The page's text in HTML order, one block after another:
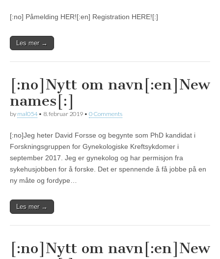
[:no] Påmelding HER![:en] Registration HERE![:]
Les mer →
[:no]Nytt om navn[:en]New
names[:]
by mal054• 8. februar 2019 • 0 Comments
[:no]Jeg heter David Forsse og begynte som PhD kandidat i
Forskningsgruppen for Gynekologiske Kreftsykdomer i
september 2017. Jeg er gynekolog og har permisjon fra
sykehusjobben for å forske. Det er spennende å få jobbe på en
ny måte og fordype…
Les mer →
[:no]Nytt om navn[:en]New